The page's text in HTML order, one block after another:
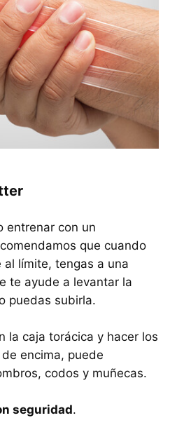
entrenar con un
que cuando
al límite, tengas a una
te ayude a levantar la
puedas subirla.
la caja torácica y hacer los
encima, puede
codos y muñecas.
seguridad.